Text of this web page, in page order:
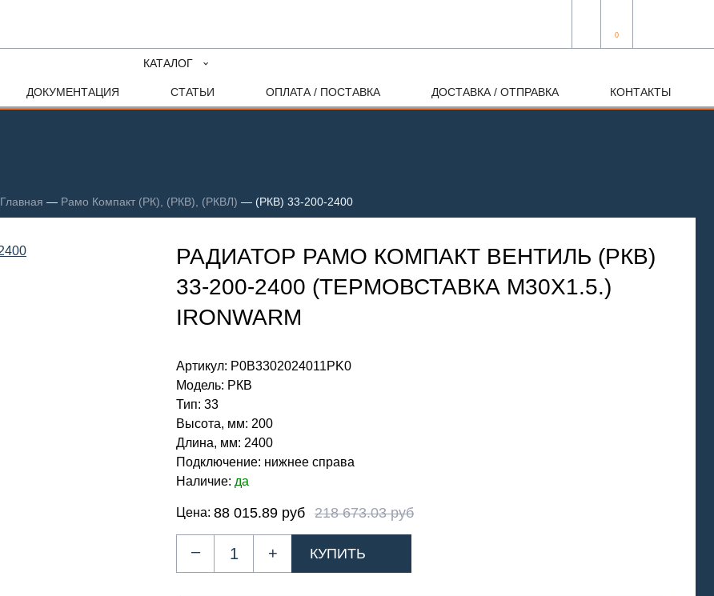
0
КАТАЛОГ
ДОКУМЕНТАЦИЯ СТАТЬИ ОПЛАТА / ПОСТАВКА ДОСТАВКА / ОТПРАВКА КОНТАКТЫ
Главная — Рамо Компакт (РК), (РКВ), (РКВЛ) — (РКВ) 33-200-2400
РАДИАТОР РАМО КОМПАКТ ВЕНТИЛЬ (РКВ)
33-200-2400 (ТЕРМОВСТАВКА М30Х1.5.)
IRONWARM
Артикул: Р0В3302024011PK0
Модель: РКВ
Тип: 33
Высота, мм: 200
Длина, мм: 2400
Подключение: нижнее справа
Наличие: да
Цена: 88 015.89 руб 218 673.03 руб
– +